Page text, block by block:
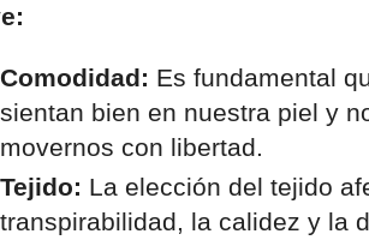
Comodidad: Es fundamental
sientan bien en nuestra piel y
movernos con libertad.
Tejido: La elección del tejido
transpirabilidad, la calidez y la